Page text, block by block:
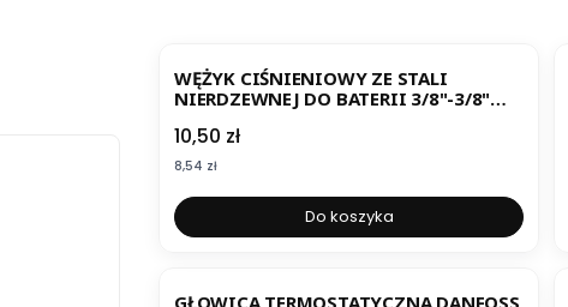
WĘŻYK CIŚNIENIOWY ZE STALI
NIERDZEWNEJ DO BATERII 3/8"-3/8"
Cena
10,50 zł
Cena
8,54 zł
Do koszyka
GŁOWICA TERMOSTATYCZNA DANFOSS